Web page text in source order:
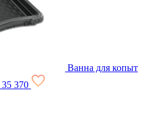
Ванна для копыт
35 370